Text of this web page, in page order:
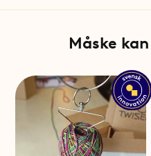
Måske